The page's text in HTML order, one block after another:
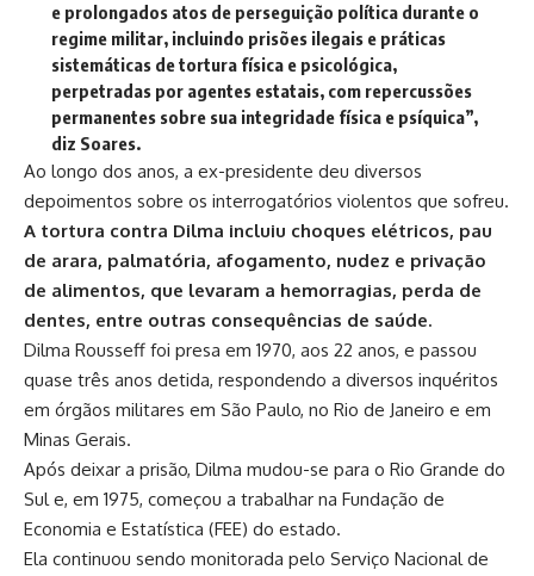
e prolongados atos de perseguição política durante o
regime militar, incluindo prisões ilegais e práticas
sistemáticas de tortura física e psicológica,
perpetradas por agentes estatais, com repercussões
permanentes sobre sua integridade física e psíquica”,
diz Soares.
Ao longo dos anos, a ex-presidente deu diversos
depoimentos sobre os interrogatórios violentos que sofreu.
A tortura contra Dilma incluiu choques elétricos, pau
de arara, palmatória, afogamento, nudez e privação
de alimentos, que levaram a hemorragias, perda de
dentes, entre outras consequências de saúde.
Dilma Rousseff foi presa em 1970, aos 22 anos, e passou
quase três anos detida, respondendo a diversos inquéritos
em órgãos militares em São Paulo, no Rio de Janeiro e em
Minas Gerais.
Após deixar a prisão, Dilma mudou-se para o Rio Grande do
Sul e, em 1975, começou a trabalhar na Fundação de
Economia e Estatística (FEE) do estado.
Ela continuou sendo monitorada pelo Serviço Nacional de